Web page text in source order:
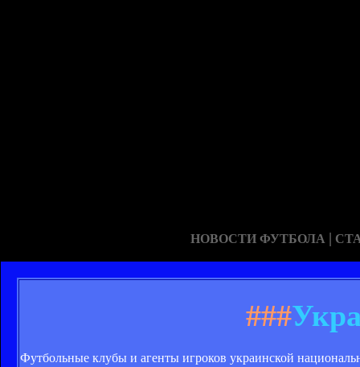
НОВОСТИ ФУТБОЛА |
###
Футбольные клубы и агенты игроков украинской